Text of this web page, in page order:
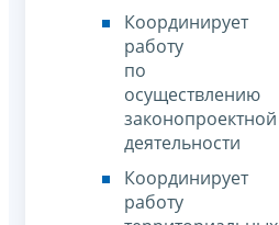
Координирует
работу
по
осуществлению
законопроектной
деятельности
Координирует
работу